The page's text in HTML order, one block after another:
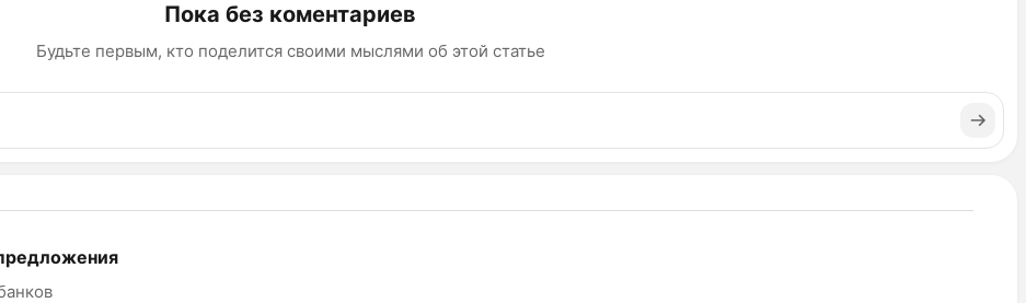
Пока без коментариев
Будьте первым, кто поделится своими мыслями об этой статье